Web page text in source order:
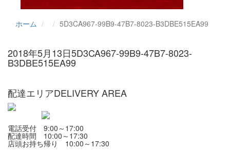
ホーム 5D3CA967-99B9-47B7-8023-B3DBE515EA99
2018年5月13日5D3CA967-99B9-47B7-8023-
B3DBE515EA99
配達エリアDELIVERY AREA
電話受付 9:00～17:00
配達時間 10:00～17:30
店頭お持ち帰り 10:00～17:30